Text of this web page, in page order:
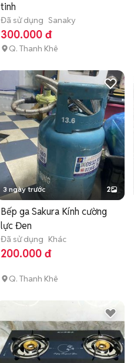
tinh
Đã sử dụng Sanaky
300.000 đ
Q. Thanh Khê
3 ngày trước 2
Bếp ga Sakura Kính cường
lực Đen
Đã sử dụng Khác
200.000 đ
Q. Thanh Khê